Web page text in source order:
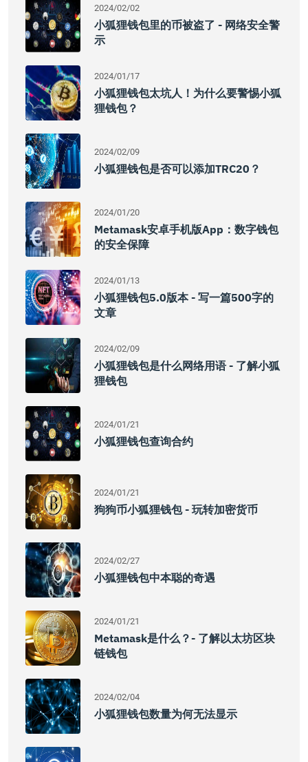
2024/02/02
小狐狸钱包里的币被盗了 - 网络安全警
示
2024/01/17
小狐狸钱包太坑人！为什么要警惕小狐
狸钱包？
2024/02/09
小狐狸钱包是否可以添加TRC20？
2024/01/20
Metamask安卓手机版App：数字钱包
的安全保障
2024/01/13
小狐狸钱包5.0版本 - 写一篇500字的
文章
2024/02/09
小狐狸钱包是什么网络用语 - 了解小狐
狸钱包
2024/01/21
小狐狸钱包查询合约
2024/01/21
狗狗币小狐狸钱包 - 玩转加密货币
2024/02/27
小狐狸钱包中本聪的奇遇
2024/01/21
Metamask是什么？- 了解以太坊区块
链钱包
2024/02/04
小狐狸钱包数量为何无法显示